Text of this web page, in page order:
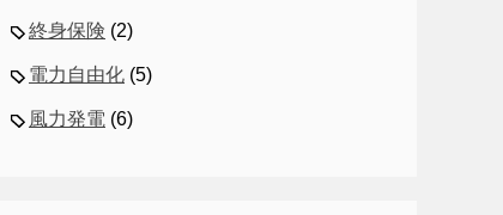
終身保険 (2)
電力自由化 (5)
風力発電 (6)